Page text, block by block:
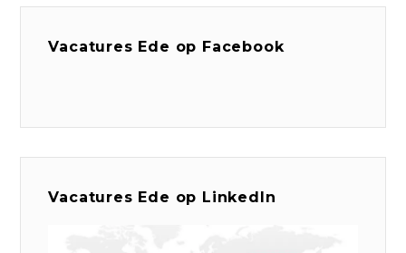
Vacatures Ede op Facebook
Vacatures Ede op LinkedIn